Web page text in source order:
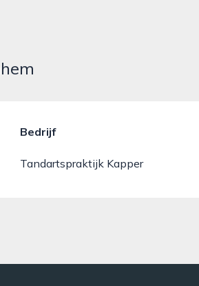
Bedrijf
Tandartspraktijk Kapper